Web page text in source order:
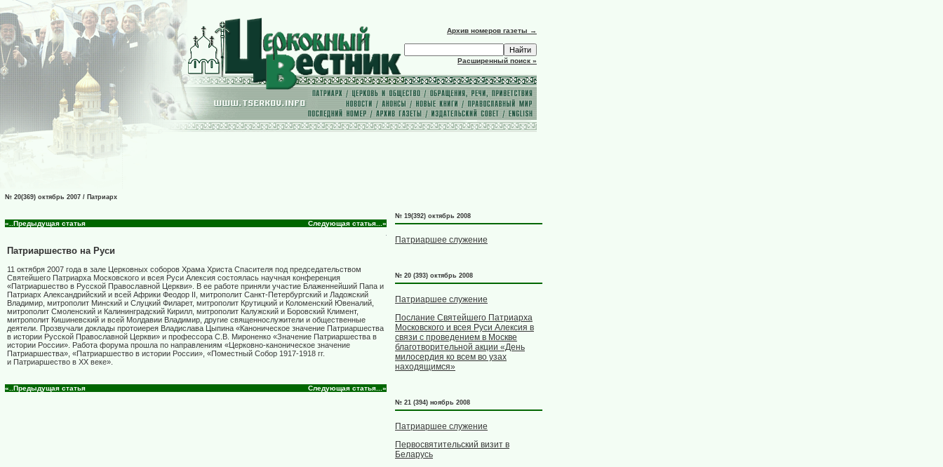
Архив номеров газеты →
Расширенный поиск »
№ 20(369) октябрь 2007 / Патриарх
«..Предыдущая статья Следующая статья...»
Патриаршество на Руси
11 октября 2007 года в зале Церковных соборов Храма Христа Спасителя под председательством
Святейшего Патриарха Московского и всея Руси Алексия состоялась научная конференция
«Патриаршество в Русской Православной Церкви». В ее работе приняли участие Блаженнейший Папа и
Патриарх Александрийский и всей Африки Феодор II, митрополит Санкт-Петербургский и Ладожский
Владимир, митрополит Минский и Слуцкий Филарет, митрополит Крутицкий и Коломенский Ювеналий,
митрополит Смоленский и Калининградский Кирилл, митрополит Калужский и Боровский Климент,
митрополит Кишиневский и всей Молдавии Владимир, другие священнослужители и общественные
деятели. Прозвучали доклады протоиерея Владислава Цыпина «Каноническое значение Патриаршества
в истории Русской Православной Церкви» и профессора С.В. Мироненко «Значение Патриаршества в
истории России». Работа форума прошла по направлениям «Церковно-каноническое значение
Патриаршества», «Патриаршество в истории России», «Поместный Собор 1917-1918 гг.
и Патриаршество в ХХ веке».
«..Предыдущая статья Следующая статья...»
№ 19(392) октябрь 2008
Патриаршее служение
№ 20 (393) октябрь 2008
Патриаршее служение
Послание Святейшего Патриарха
Московского и всея Руси Алексия в
связи с проведением в Москве
благотворительной акции «День
милосердия ко всем во узах
находящимся»
№ 21 (394) ноябрь 2008
Патриаршее служение
Первосвятительский визит в
Беларусь